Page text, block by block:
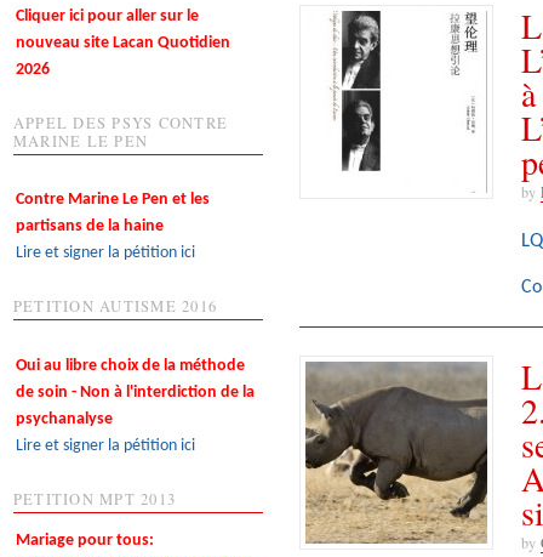
by
by
Cliquer ici pour aller sur le
nouveau site Lacan Quotidien
2026
APPEL DES PSYS CONTRE
MARINE LE PEN
Contre Marine Le Pen et les
partisans de la haine
Lire et signer la pétition ici
PETITION AUTISME 2016
Oui au libre choix de la méthode
de soin - Non à l'interdiction de la
psychanalyse
Lire et signer la pétition ici
PETITION MPT 2013
Mariage pour tous: